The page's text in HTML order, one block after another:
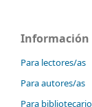
Información
Para lectores/as
Para autores/as
Para